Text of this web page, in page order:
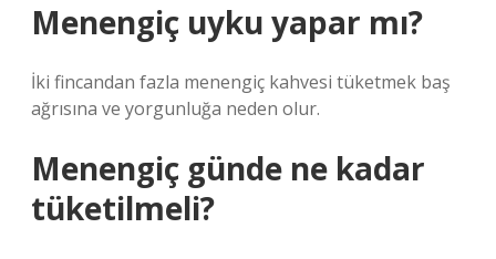
Menengiç uyku yapar mı?
İki fincandan fazla menengiç kahvesi tüketmek baş
ağrısına ve yorgunluğa neden olur.
Menengiç günde ne kadar
tüketilmeli?